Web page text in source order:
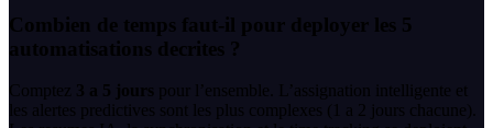
Combien de temps faut-il pour deployer les 5
automatisations decrites ?
Comptez 3 a 5 jours pour l’ensemble. L’assignation intelligente et
les alertes predictives sont les plus complexes (1 a 2 jours chacune).